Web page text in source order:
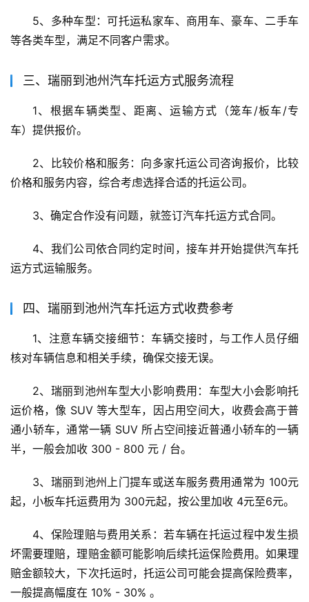
5、多种车型：可托运私家车、商用车、豪车、二手车
等各类车型，满足不同客户需求。
三、瑞丽到池州汽车托运方式服务流程
1、根据车辆类型、距离、运输方式（笼车/板车/专
车）提供报价。
2、比较价格和服务：向多家托运公司咨询报价，比较
价格和服务内容，综合考虑选择合适的托运公司。
3、确定合作没有问题，就签订汽车托运方式合同。
4、我们公司依合同约定时间，接车并开始提供汽车托
运方式运输服务。
四、瑞丽到池州汽车托运方式收费参考
1、注意车辆交接细节：车辆交接时，与工作人员仔细
核对车辆信息和相关手续，确保交接无误。
2、瑞丽到池州车型大小影响费用：车型大小会影响托
运价格，像 SUV 等大型车，因占用空间大，收费会高于普
通小轿车，通常一辆 SUV 所占空间接近普通小轿车的一辆
半，一般会加收 300 - 800 元 / 台。
3、瑞丽到池州上门提车或送车服务费用通常为 100元
起，小板车托运费用为 300元起，按公里加收 4元至6元。
4、保险理赔与费用关系：若车辆在托运过程中发生损
坏需要理赔，理赔金额可能影响后续托运保险费用。如果理
赔金额较大，下次托运时，托运公司可能会提高保险费率，
一般提高幅度在 10% - 30% 。